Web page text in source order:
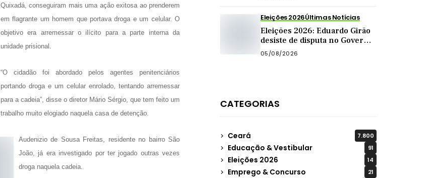
Quixadá, conseguiram mais uma ação exitosa ao prenderem
em flagrante um homem que portava droga e um celular. O
objetivo era arremessar o ilícito para a parte interna da
unidade prisional.
“O cidadão foi abordado pelos agentes penitenciários
portando droga e um celular enrolado, tentando arremessar
para a cadeia”, disse o diretor Mário Sérgio, que tem feito um
trabalho muito elogiado naquela casa de detenção.
Audenizio de Sousa Freitas, residente no bairro São
João, já era investigado por ter jogado outras vezes
droga naquela cadeia.
Eleições 2026Últimas Notícias
Eleições 2026: Eduardo Girão
desiste de disputa no Governo
do Ceará e decide ser vice de
Zema
05/08/2026
CATEGORIAS
Ceará 7.800
Educação & Vestibular 91
Eleições 2026 14
Emprego & Concurso 21